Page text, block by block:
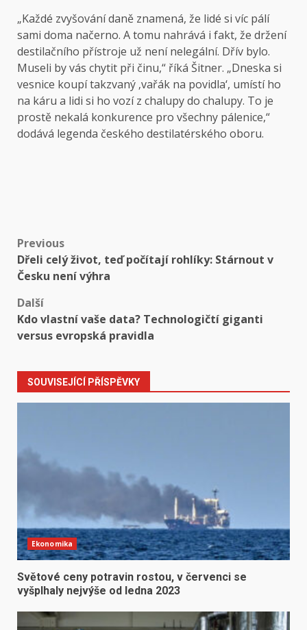
„Každé zvyšování daně znamená, že lidé si víc pálí
sami doma načerno. A tomu nahrává i fakt, že držení
destilačního přístroje už není nelegální. Dřív bylo.
Museli by vás chytit při činu,“ říká Šitner. „Dneska si
vesnice koupí takzvaný ‚vařák na povidla‘, umístí ho
na káru a lidi si ho vozí z chalupy do chalupy. To je
prostě nekalá konkurence pro všechny pálenice,“
dodává legenda českého destilatérského oboru.
Post
navigation
Previous
Dřeli celý život, teď počítají rohlíky: Stárnout v
Česku není výhra
Další
Kdo vlastní vaše data? Technologičtí giganti
versus evropská pravidla
SOUVISEJÍCÍ PŘÍSPĚVKY
Ekonomika
Světové ceny potravin rostou, v červenci se
vyšplhaly nejvýše od ledna 2023